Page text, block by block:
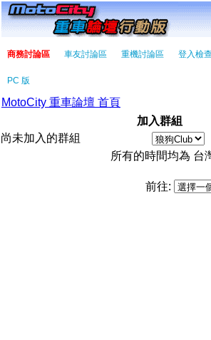
商務討論區 車友討論區 重機討論區 登入檢
PC 版
MotoCity 重車論壇 首頁
加入群組
尚未加入的群組
所有的時間均為 台
前往: